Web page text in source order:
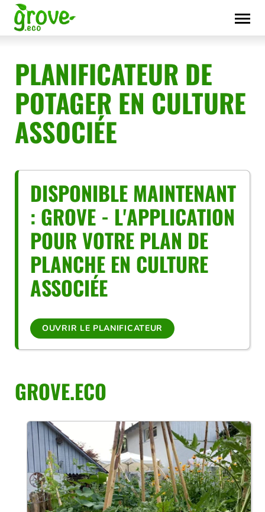
Skip
to
content
PLANIFICATEUR DE
POTAGER EN CULTURE
ASSOCIÉE
DISPONIBLE MAINTENANT
: GROVE - L'APPLICATION
POUR VOTRE PLAN DE
PLANCHE EN CULTURE
ASSOCIÉE
OUVRIR LE PLANIFICATEUR
GROVE.ECO